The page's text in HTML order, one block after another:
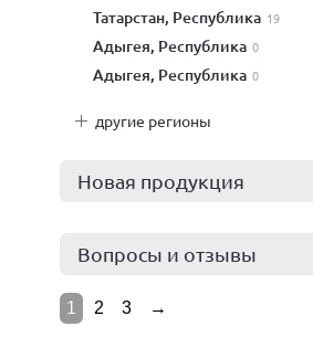
Татарстан, Республика 19
Адыгея, Республика 0
Адыгея, Республика 0
другие регионы
Новая продукция
Вопросы и отзывы
1 2 3 →